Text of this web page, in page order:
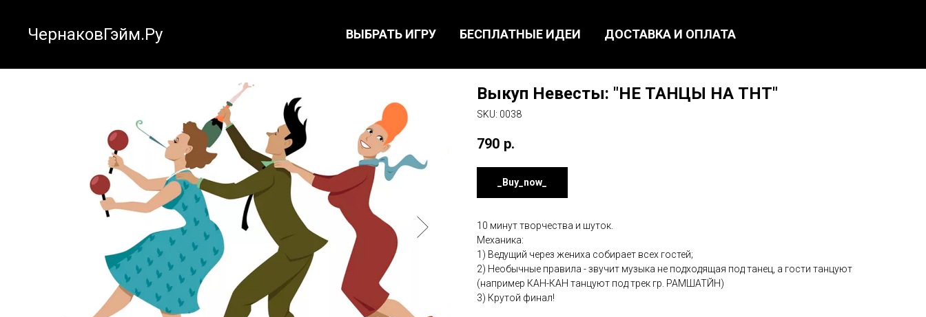
ЧернаковГэйм.Ру ВЫБРАТЬ ИГРУ БЕСПЛАТНЫЕ ИДЕИ ДОСТАВКА И ОПЛАТА
Выкуп Невесты: "НЕ ТАНЦЫ НА ТНТ"
SKU: 0038
790 р.
_Buy_now_
10 минут творчества и шуток.
Механика:
1) Ведущий через жениха собирает всех гостей;
2) Необычные правила - звучит музыка не подходящая под танец, а гости танцуют
(например КАН-КАН танцуют под трек гр. РАМШАТЙН)
3) Крутой финал!